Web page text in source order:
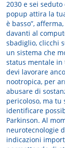
2030 e sei
popup attira la
è basso”,
davanti al
sbadiglio, clicchi
un sistema che
status mentale in
devi lavorare
nootropica, per
abusare di
pericoloso, ma
identificare
Parkinson. Al
neurotecnologie
indicazioni